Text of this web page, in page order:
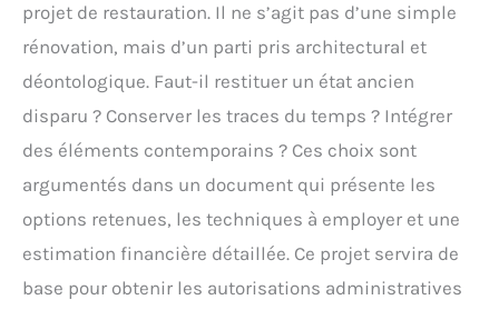
projet de restauration. Il ne s’agit pas d’une simple
rénovation, mais d’un parti pris architectural et
déontologique. Faut-il restituer un état ancien
disparu ? Conserver les traces du temps ? Intégrer
des éléments contemporains ? Ces choix sont
argumentés dans un document qui présente les
options retenues, les techniques à employer et une
estimation financière détaillée. Ce projet servira de
base pour obtenir les autorisations administratives